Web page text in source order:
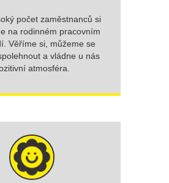
počet zaměstnanců si
na rodinném pracovním
Věříme si, můžeme se
a vládne u nás
atmosféra.